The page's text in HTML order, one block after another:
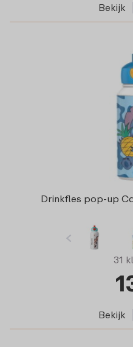
Bekijk
Drinkfles pop-up
31
Bekijk